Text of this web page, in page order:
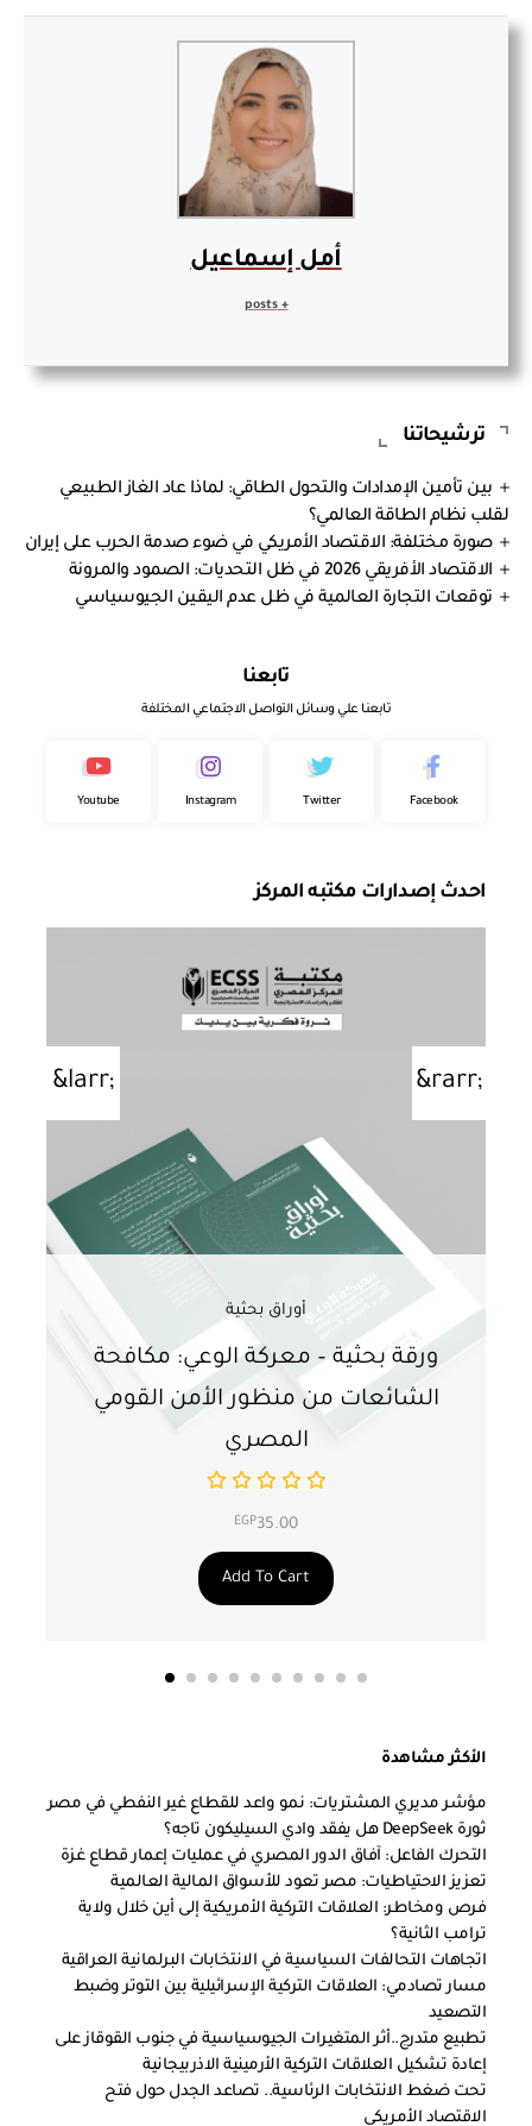
أمل إسماعيل
ترشيحاتنا
بين تأمين الإمدادات والتحول الطاقي: لماذا عاد الغاز الطبيعي
لقلب نظام الطاقة العالمي؟
صورة مختلفة: الاقتصاد الأمريكي في ضوء صدمة الحرب على إيران
الاقتصاد الأفريقي 2026 في ظل التحديات: الصمود والمرونة
توقعات التجارة العالمية في ظل عدم اليقين الجيوسياسي
تابعنا
تابعنا علي وسائل التواصل الاجتماعي المختلفة
Facebook
Twitter
Instagram
Youtube
احدث إصدارات مكتبه المركز
أوراق بحثية
ورقة بحثية – معركة الوعي: مكافحة
الشائعات من منظور الأمن القومي
المصري
EGP35.00
Add To Cart
الأكثر مشاهدة
مؤشر مديري المشتريات: نمو واعد للقطاع غير النفطي في مصر
ثورة DeepSeek هل يفقد وادي السيليكون تاجه؟
التحرك الفاعل: آفاق الدور المصري في عمليات إعمار قطاع غزة
تعزيز الاحتياطيات: مصر تعود للأسواق المالية العالمية
فرص ومخاطر: العلاقات التركية الأمريكية إلى أين خلال ولاية
ترامب الثانية؟
اتجاهات التحالفات السياسية في الانتخابات البرلمانية العراقية
مسار تصادمي: العلاقات التركية الإسرائيلية بين التوتر وضبط
التصعيد
تطبيع متدرج..أثر المتغيرات الجيوسياسية في جنوب القوقاز على
إعادة تشكيل العلاقات التركية الأرمينية الاذربيجانية
تحت ضغط الانتخابات الرئاسية.. تصاعد الجدل حول فتح
الاقتصاد الأمريكي